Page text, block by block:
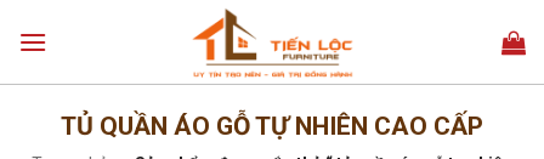
qua
TỦ QUẦN ÁO GỖ TỰ NHIÊN CAO CẤP